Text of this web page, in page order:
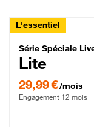
L'essentiel
Série
Série Spéciale
Lite
29,99 €/mois
Engagement 12 mois